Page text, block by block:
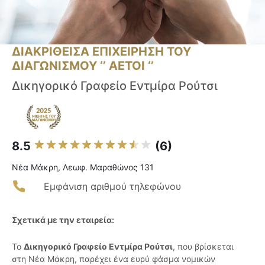
ΔΙΑΚΡΙΘΕΙΣΑ ΕΠΙΧΕΙΡΗΣΗ ΤΟΥ
ΔΙΑΓΩΝΙΣΜΟΥ ‘’ ΑΕΤΟΙ ‘’
Δικηγορικό Γραφείο Εντμίρα Ρούτσι
8.5 (6)
Νέα Μάκρη, Λεωφ. Μαραθώνος 131
Εμφάνιση αριθμού τηλεφώνου
Σχετικά με την εταιρεία:
Το Δικηγορικό Γραφείο Εντμίρα Ρούτσι, που βρίσκεται
στη Νέα Μάκρη, παρέχει ένα ευρύ φάσμα νομικών